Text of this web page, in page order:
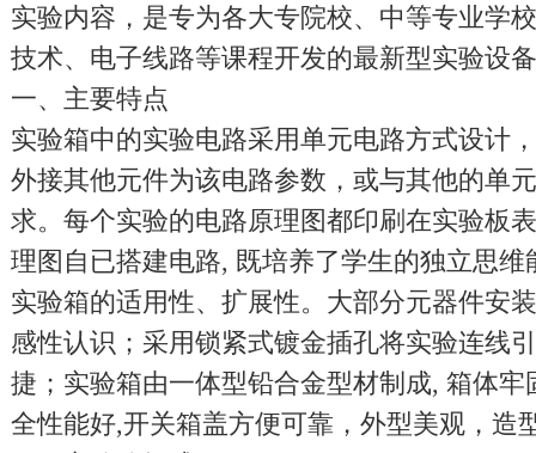
实验内容，是专为各大专院校、中等专业学
技术、电子线路等课程开发的最新型实验设
一、主要特点
实验箱中的实验电路采用单元电路方式设计
外接其他元件为该电路参数，或与其他的单
求。每个实验的电路原理图都印刷在实验板
理图自已搭建电路, 既培养了学生的独立思
实验箱的适用性、扩展性。大部分元器件安
感性认识；采用锁紧式镀金插孔将实验连线
捷；实验箱由一体型铅合金型材制成, 箱体
全性能好,开关箱盖方便可靠，外型美观，造